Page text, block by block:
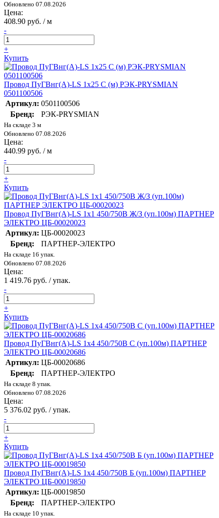
Обновлено 07.08.2026
Цена:
408.90 руб. / м
-
+
Купить
Провод ПуГВнг(А)-LS 1х25 С (м) РЭК-PRYSMIAN
0501100506
Артикул: 0501100506
Бренд:
РЭК-PRYSMIAN
На складе 3 м
Обновлено 07.08.2026
Цена:
440.99 руб. / м
-
+
Купить
Провод ПуГВнг(А)-LS 1х1 450/750В Ж/З (уп.100м) ПАРТНЕР
ЭЛЕКТРО ЦБ-00020023
Артикул: ЦБ-00020023
Бренд:
ПАРТНЕР-ЭЛЕКТРО
На складе 16 упак.
Обновлено 07.08.2026
Цена:
1 419.76 руб. / упак.
-
+
Купить
Провод ПуГВнг(А)-LS 1х4 450/750В С (уп.100м) ПАРТНЕР
ЭЛЕКТРО ЦБ-00020686
Артикул: ЦБ-00020686
Бренд:
ПАРТНЕР-ЭЛЕКТРО
На складе 8 упак.
Обновлено 07.08.2026
Цена:
5 376.02 руб. / упак.
-
+
Купить
Провод ПуГВнг(А)-LS 1х4 450/750В Б (уп.100м) ПАРТНЕР
ЭЛЕКТРО ЦБ-00019850
Артикул: ЦБ-00019850
Бренд:
ПАРТНЕР-ЭЛЕКТРО
На складе 10 упак.